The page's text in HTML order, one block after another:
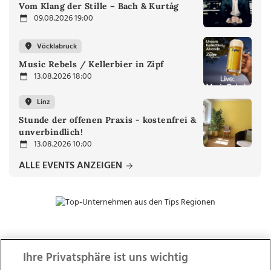
Vom Klang der Stille – Bach & Kurtág
09.08.2026 19:00
Vöcklabruck
Music Rebels / Kellerbier in Zipf
13.08.2026 18:00
Linz
Stunde der offenen Praxis - kostenfrei &
unverbindlich!
13.08.2026 10:00
ALLE EVENTS ANZEIGEN
ZUR NACHRICHTENÜBERSICHT
Ihre Privatsphäre ist uns wichtig